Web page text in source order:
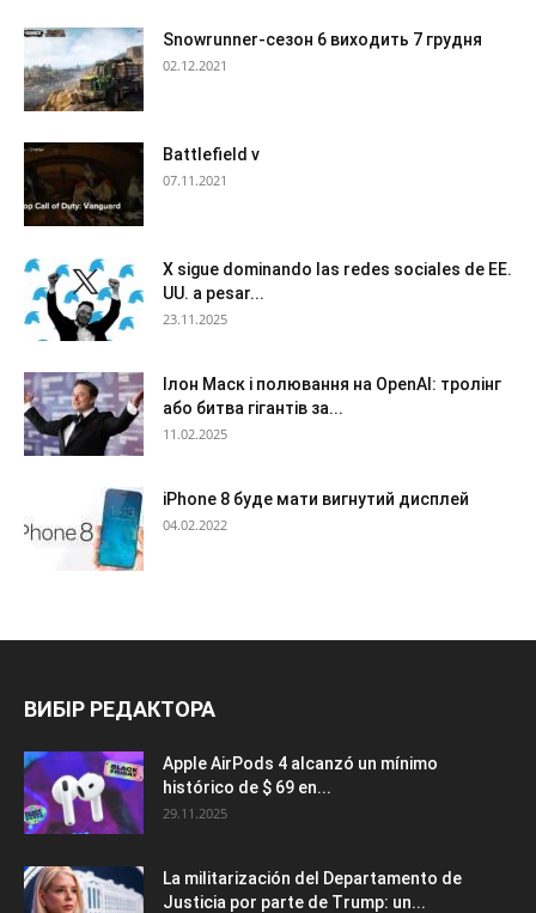
Snowrunner-сезон 6 виходить 7 грудня
02.12.2021
Battlefield v
07.11.2021
X sigue dominando las redes sociales de EE.
UU. a pesar...
23.11.2025
Ілон Маск і полювання на OpenAI: тролінг
або битва гігантів за...
11.02.2025
iPhone 8 буде мати вигнутий дисплей
04.02.2022
ВИБІР РЕДАКТОРА
Apple AirPods 4 alcanzó un mínimo
histórico de $ 69 en...
29.11.2025
La militarización del Departamento de
Justicia por parte de Trump: un...